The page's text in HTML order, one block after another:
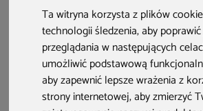
Ta witryna korzysta z plików
technologii śledzenia, aby
przeglądania w następujących
umożliwić podstawową
aby zapewnić lepsze wrażenia z
strony internetowej,aby zmierzyć
Bestseller